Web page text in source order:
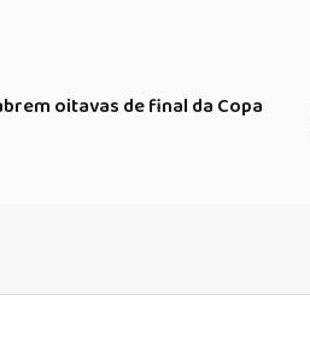
oitavas de final da Copa